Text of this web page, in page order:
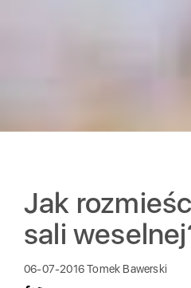
Jak
sali
06-07-2016Tomek Bawerski